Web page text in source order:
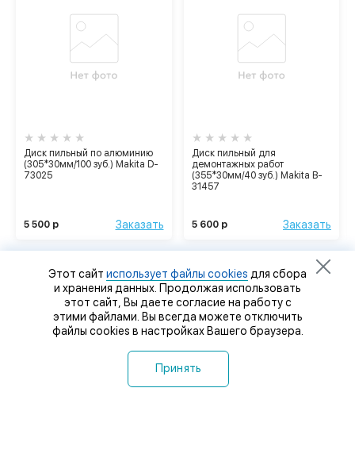
Диск пильный по алюминию
(305*30мм/100 зуб.) Makita D-
73025
5 500 р Заказать
Диск пильный для
демонтажных работ
(355*30мм/40 зуб.) Makita B-
31457
5 600 р Заказать
Этот сайт использует файлы cookies для сбора
и хранения данных. Продолжая использовать
этот сайт, Вы даете согласие на работу с
этими файлами. Вы всегда можете отключить
файлы cookies в настройках Вашего браузера.
Принять